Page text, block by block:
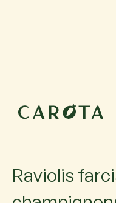
10 novembre 2026
Maximum 6
Raviolis